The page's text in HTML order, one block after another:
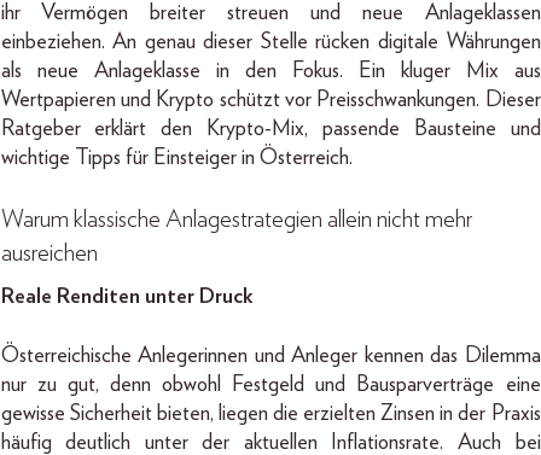
ihr Vermögen breiter streuen und neue Anlageklassen
einbeziehen. An genau dieser Stelle rücken digitale Währungen
als neue Anlageklasse in den Fokus. Ein kluger Mix aus
Wertpapieren und Krypto schützt vor Preisschwankungen. Dieser
Ratgeber erklärt den Krypto-Mix, passende Bausteine und
wichtige Tipps für Einsteiger in Österreich.
Warum klassische Anlagestrategien allein nicht mehr
ausreichen
Reale Renditen unter Druck
Österreichische Anlegerinnen und Anleger kennen das Dilemma
nur zu gut, denn obwohl Festgeld und Bausparverträge eine
gewisse Sicherheit bieten, liegen die erzielten Zinsen in der Praxis
häufig deutlich unter der aktuellen Inflationsrate. Auch bei